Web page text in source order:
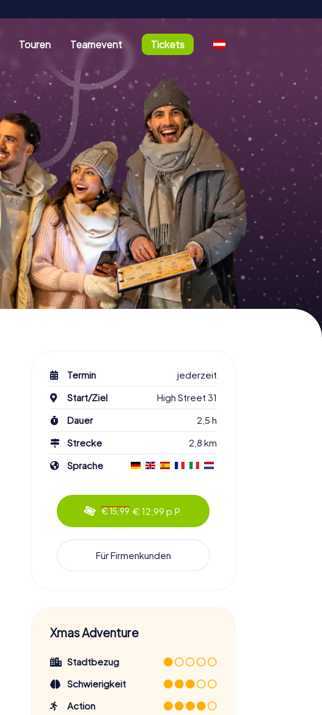
Touren Teamevent Tickets
Termin
jederzeit
Start/Ziel
High Street 31
Dauer
2,5 h
Strecke
2,8 km
Sprache
€ 15,99 € 12,99 p.P.
Für Firmenkunden
Xmas Adventure
Stadtbezug
Schwierigkeit
Action